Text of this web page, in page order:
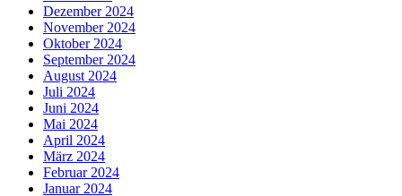
Dezember 2024
November 2024
Oktober 2024
September 2024
August 2024
Juli 2024
Juni 2024
Mai 2024
April 2024
März 2024
Februar 2024
Januar 2024